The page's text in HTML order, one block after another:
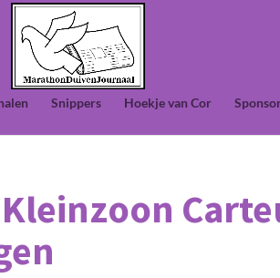
Snippers Hoekje van Cor